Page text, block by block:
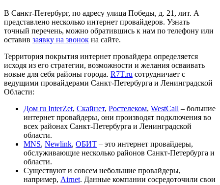
В Санкт-Петербург, по адресу улица Победы, д. 21, лит. А
представлено несколько интернет провайдеров. Узнать
точный перечень, можно обратившись к нам по телефону или
оставив заявку на звонок на сайте.
Территория покрытия интернет провайдера определяется
исходя из его стратегии, возможности и желания осваивать
новые для себя районы города. R7T.ru сотрудничает с
ведущими провайдерами Санкт-Петербурга и Ленинградской
Области:
Дом ru InterZet, Скайнет, Ростелеком, WestCall – большие
интернет провайдеры, они производят подключения во
всех районах Санкт-Петербурга и Ленинградской
области.
MNS, Newlink, ОБИТ – это интернет провайдеры,
обслуживающие несколько районов Санкт-Петербурга и
области.
Существуют и совсем небольшие провайдеры,
например, Airnet. Данные компании сосредоточили свои